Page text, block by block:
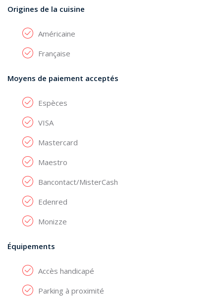
Origines de la cuisine
Américaine
Française
Moyens de paiement acceptés
Espèces
VISA
Mastercard
Maestro
Bancontact/MisterCash
Edenred
Monizze
Équipements
Accès handicapé
Parking à proximité